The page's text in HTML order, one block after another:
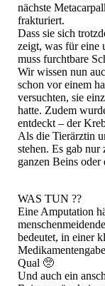
nächste
frakturiert.
Dass sie sich
zeigt, was für eine
muss furchtbare
Wir wissen nun
schon vor einem
versuchten, sie
hatte. Zudem
entdeckt – der
Als die Tierärztin
stehen. Es gab
ganzen Beins oder
WAS TUN ??
Eine Amputation
bedeutet, in einer
Qual 🥺
Und auch ein